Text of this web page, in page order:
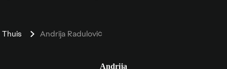
Thuis Andrija Radulović
Andrija